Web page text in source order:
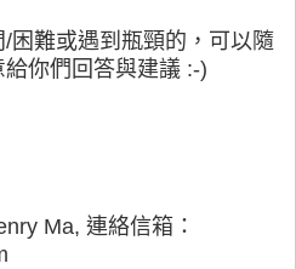
困難或遇到瓶頸的，可以隨
你們回答與建議 :-)
Ma, 連絡信箱：